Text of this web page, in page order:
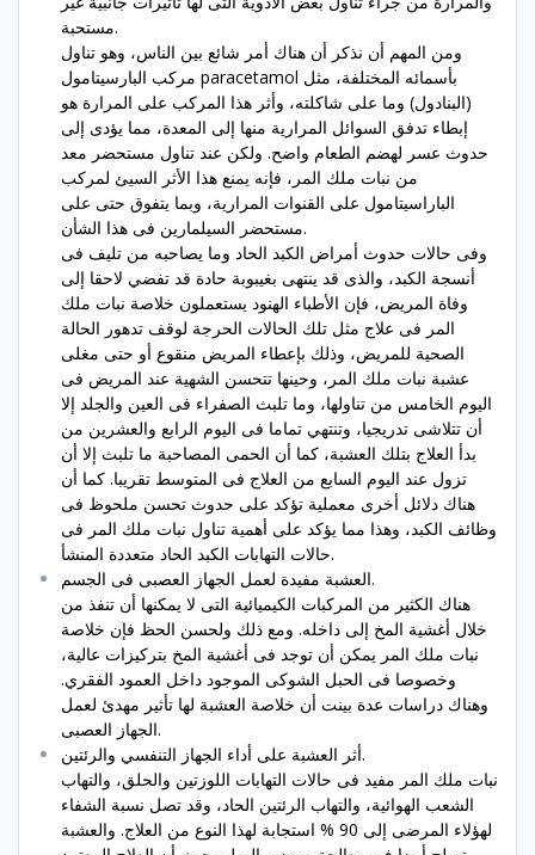
مستحبة.
ومن المهم أن نذكر أن هناك أمر شائع بين الناس، وهو تناول
مركب البارسيتامول paracetamol بأسمائه المختلفة، مثل
(البنادول) وما على شاكلته، وأثر هذا المركب على المرارة هو
إبطاء تدفق السوائل المرارية منها إلى المعدة، مما يؤدى إلى
حدوث عسر لهضم الطعام واضح. ولكن عند تناول مستحضر معد
من نبات ملك المر، فإنه يمنع هذا الأثر السيئ لمركب
الباراسيتامول على القنوات المرارية، وبما يتفوق حتى على
مستحضر السيلمارين فى هذا الشأن.
وفى حالات حدوث أمراض الكبد الحاد وما يصاحبه من تليف فى
أنسجة الكبد، والذى قد ينتهى بغيبوبة حادة قد تفضي لاحقا إلى
وفاة المريض، فإن الأطباء الهنود يستعملون خلاصة نبات ملك
المر فى علاج مثل تلك الحالات الحرجة لوقف تدهور الحالة
الصحية للمريض، وذلك بإعطاء المريض منقوع أو حتى مغلى
عشبة نبات ملك المر، وحينها تتحسن الشهية عند المريض فى
اليوم الخامس من تناولها، وما تلبث الصفراء فى العين والجلد إلا
أن تتلاشى تدريجيا، وتنتهي تماما فى اليوم الرابع والعشرين من
بدأ العلاج بتلك العشبة، كما أن الحمى المصاحبة ما تلبث إلا أن
تزول عند اليوم السابع من العلاج فى المتوسط تقريبا. كما أن
هناك دلائل أخرى معملية تؤكد على حدوث تحسن ملحوظ فى
وظائف الكبد، وهذا مما يؤكد على أهمية تناول نبات ملك المر فى
حالات التهابات الكبد الحاد متعددة المنشأ.
العشبة مفيدة لعمل الجهاز العصبى فى الجسم.
هناك الكثير من المركبات الكيميائية التى لا يمكنها أن تنفذ من
خلال أغشية المخ إلى داخله. ومع ذلك ولحسن الحظ فإن خلاصة
نبات ملك المر يمكن أن توجد فى أغشية المخ بتركيزات عالية،
وخصوصا فى الحبل الشوكى الموجود داخل العمود الفقري.
وهناك دراسات عدة بينت أن خلاصة العشبة لها تأثير مهدئ لعمل
الجهاز العصبى.
أثر العشبة على أداء الجهاز التنفسي والرئتين.
نبات ملك المر مفيد فى حالات التهابات اللوزتين والحلق، والتهاب
الشعب الهوائية، والتهاب الرئتين الحاد، وقد تصل نسبة الشفاء
لهؤلاء المرضى إلى 90 % استجابة لهذا النوع من العلاج. والعشبة